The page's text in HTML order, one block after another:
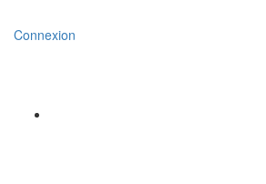
Connexion